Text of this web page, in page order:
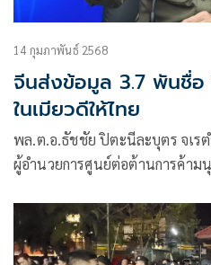
14 กุมภาพันธ์ 2568
จีนส่งข้อมูล 3.7 พันชื่อ
ในเมียวดีให้ไทย
พล.ต.อ.ธัชชัย ปิตะนีละบุตร จเร
ผู้อำนวยการศูนย์ต่อต้านการค้า
สารสนเทศ ตร.